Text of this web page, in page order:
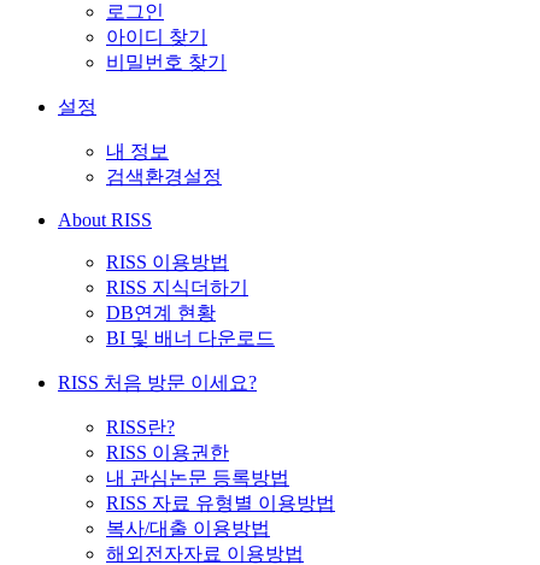
로그인
아이디 찾기
비밀번호 찾기
설정
내 정보
검색환경설정
About RISS
RISS 이용방법
RISS 지식더하기
DB연계 현황
BI 및 배너 다운로드
RISS 처음 방문 이세요?
RISS란?
RISS 이용권한
내 관심논문 등록방법
RISS 자료 유형별 이용방법
복사/대출 이용방법
해외전자자료 이용방법